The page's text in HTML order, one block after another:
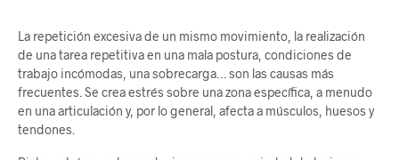
La repetición excesiva de un mismo movimiento, la realización
de una tarea repetitiva en una mala postura, condiciones de
trabajo incómodas, una sobrecarga… son las causas más
frecuentes. Se crea estrés sobre una zona específica, a menudo
en una articulación y, por lo general, afecta a músculos, huesos y
tendones.